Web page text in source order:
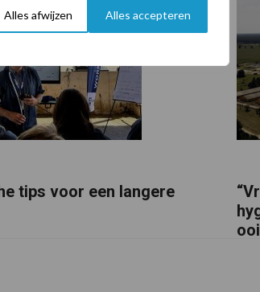
Alles afwijzen Alles accepteren
tips voor een langere